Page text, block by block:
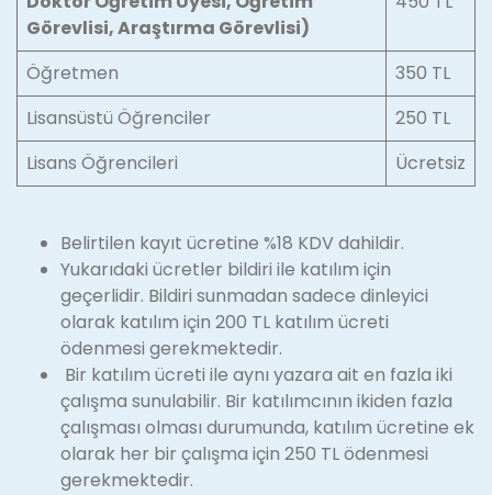
Görevlisi, Araştırma Görevlisi)
Öğretmen
350 TL
Lisansüstü Öğrenciler
250 TL
Lisans Öğrencileri
Ücretsiz
Belirtilen kayıt ücretine %18 KDV dahildir.
Yukarıdaki ücretler bildiri ile katılım için
geçerlidir. Bildiri sunmadan sadece dinleyici
olarak katılım için 200 TL katılım ücreti
ödenmesi gerekmektedir.
Bir katılım ücreti ile aynı yazara ait en fazla iki
çalışma sunulabilir. Bir katılımcının ikiden fazla
çalışması olması durumunda, katılım ücretine ek
olarak her bir çalışma için 250 TL ödenmesi
gerekmektedir.